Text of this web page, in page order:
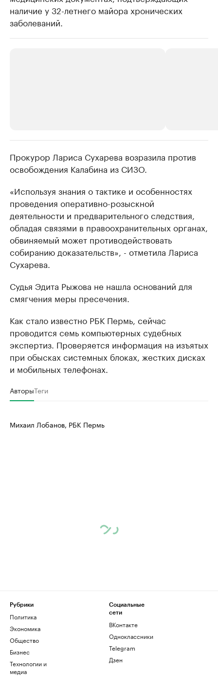
наличие у 32-летнего майора хронических
заболеваний.
Крупные организации в
Найдите и проверьте данные в каталоге Посмотрите
Прокурор Лариса Сухарева возразила против
освобождения Калабина из СИЗО.
«Используя знания о тактике и особенностях
проведения оперативно-розыскной
деятельности и предварительного следствия,
обладая связями в правоохранительных органах,
обвиняемый может противодействовать
собиранию доказательств», - отметила Лариса
Сухарева.
Судья Эдита Рыжова не нашла оснований для
смягчения меры пресечения.
Как стало известно РБК Пермь, сейчас
проводится семь компьютерных судебных
экспертиз. Проверяется информация на изъятых
при обысках системных блоках, жестких дисках
и мобильных телефонах.
АвторыТеги
Михаил Лобанов, РБК Пермь
Рубрики
Политика
Экономика
Общество
Бизнес
Технологии и
медиа
Социальные
сети
ВКонтакте
Одноклассники
Telegram
Дзен